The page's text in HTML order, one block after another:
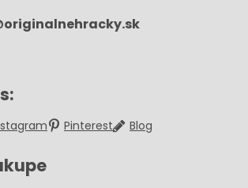
Pinterest Blog